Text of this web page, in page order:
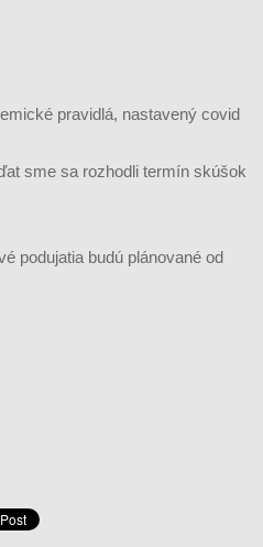
pravidlá, nastavený covid
sme sa rozhodli termín skúšok
podujatia budú plánované od